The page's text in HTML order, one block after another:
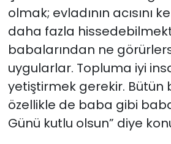
olmak; evladının acısını
daha fazla
babalarından ne
uygularlar. Topluma iyi
yetiştirmek gerekir. Bütün
özellikle de baba gibi
Günü kutlu olsun” diye